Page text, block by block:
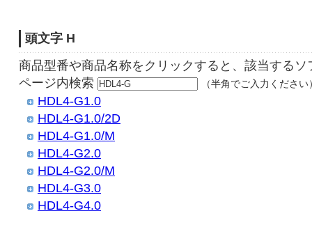
頭文字 H
商品型番や商品名称をクリックすると、該当する
ページ内検索
（半角でご入力ください
HDL4-G1.0
HDL4-G1.0/2D
HDL4-G1.0/M
HDL4-G2.0
HDL4-G2.0/M
HDL4-G3.0
HDL4-G4.0